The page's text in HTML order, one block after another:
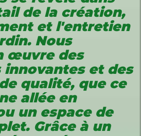
de la création,
et l'entretien
Nous
œuvre des
innovantes et des
qualité, que ce
allée en
un espace de
Grâce à un